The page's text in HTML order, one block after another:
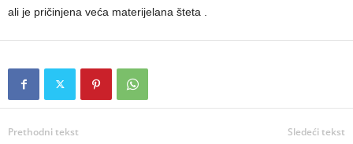
ali je pričinjena veća materijelana šteta .
Prethodni tekst Sledeći tekst